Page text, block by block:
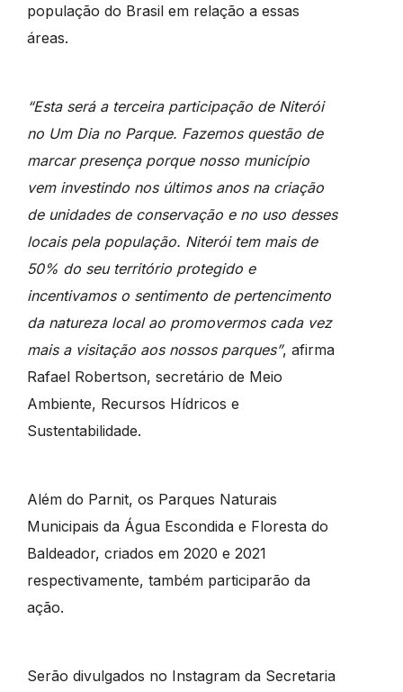
população do Brasil em relação a essas
áreas.
“Esta será a terceira participação de Niterói
no Um Dia no Parque. Fazemos questão de
marcar presença porque nosso município
vem investindo nos últimos anos na criação
de unidades de conservação e no uso desses
locais pela população. Niterói tem mais de
50% do seu território protegido e
incentivamos o sentimento de pertencimento
da natureza local ao promovermos cada vez
mais a visitação aos nossos parques”, afirma
Rafael Robertson, secretário de Meio
Ambiente, Recursos Hídricos e
Sustentabilidade.
Além do Parnit, os Parques Naturais
Municipais da Água Escondida e Floresta do
Baldeador, criados em 2020 e 2021
respectivamente, também participarão da
ação.
Serão divulgados no Instagram da Secretaria